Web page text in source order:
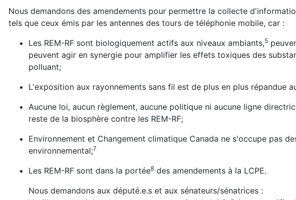
Nous demandons des amendements pour permettre la collecte
tels que ceux émis par les antennes des tours de téléphonie mobile, car :
Les REM-RF sont biologiquement actifs aux niveaux ambiants,5
peuvent agir en synergie pour amplifier les effets toxiques des
polluant;
L'exposition aux rayonnements sans fil est de plus en plus répandue
Aucune loi, aucun règlement, aucune politique ni aucune ligne
reste de la biosphère contre les REM-RF;
Environnement et Changement climatique Canada ne s'occupe pas
environnemental;7
Les REM-RF sont dans la portée8 des amendements à la LCPE.
Nous demandons aux député.e.s et aux sénateurs/sénatrices :